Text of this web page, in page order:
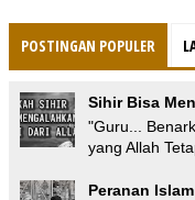
POSTINGAN POPULER
Sihir Bisa
"Guru...
yang Allah
Peranan